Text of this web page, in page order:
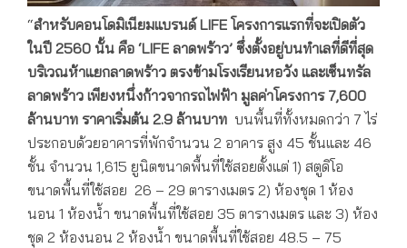
“สำหรับคอนโดมิเนียมแบรนด์LIFE โครงการแรกที่จะเปิดตัว
ในปี 2560 นั้น คือ ‘LIFE ลาดพร้าว’ ซึ่งตั้งอยู่บนทำเลที่ดีที่สุด
บริเวณห้าแยกลาดพร้าว ตรงข้ามโรงเรียนหอวัง และเซ็นทรัล
ลาดพร้าว เพียงหนึ่งก้าวจากรถไฟฟ้า มูลค่าโครงการ 7,600
ล้านบาท ราคาเริ่มต้น 2.9 ล้านบาท บนพื้นที่ทั้งหมดกว่า 7 ไร่
ประกอบด้วยอาคารที่พักจำนวน 2 อาคาร สูง 45 ชั้นและ 46
ชั้น จำนวน 1,615 ยูนิตขนาดพื้นที่ใช้สอยตั้งแต่ 1) สตูดิโอ
ขนาดพื้นที่ใช้สอย 26 – 29 ตารางเมตร 2) ห้องชุด 1 ห้อง
นอน 1 ห้องน้ำ ขนาดพื้นที่ใช้สอย 35 ตารางเมตร และ 3) ห้อง
ชุด 2 ห้องนอน 2 ห้องน้ำ ขนาดพื้นที่ใช้สอย 48.5 – 75